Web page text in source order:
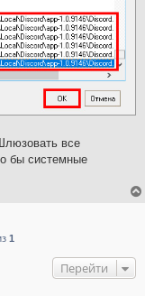
все
бы системные
1
Перейти